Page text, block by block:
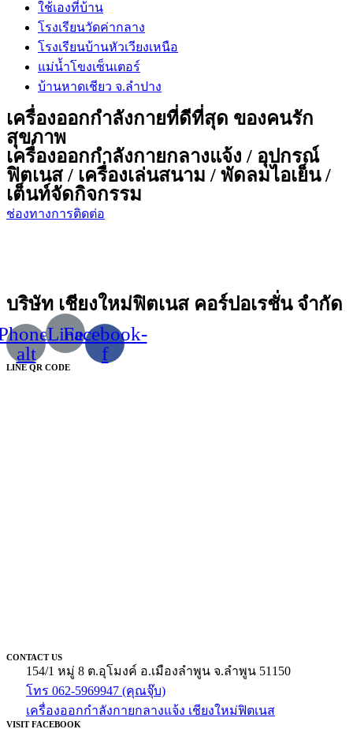
ใช้เองที่บ้าน
โรงเรียนวัดค่ากลาง
โรงเรียนบ้านหัวเวียงเหนือ
แม่น้ำโขงเซ็นเตอร์
บ้านหาดเชียว จ.ลำปาง
เครื่องออกกำลังกายที่ดีที่สุด ของคนรัก
สุขภาพ
เครื่องออกกำลังกายกลางแจ้ง / อุปกรณ์
ฟิตเนส / เครื่องเล่นสนาม / พัดลมไอเย็น /
เต็นท์จัดกิจกรรม
ช่องทางการติดต่อ
บริษัท เชียงใหม่ฟิตเนส คอร์ปอเรชั่น จำกัด
alt
Line
Facebook-
f
LINE QR CODE
CONTACT US
154/1 หมู่ 8 ต.อุโมงค์ อ.เมืองลำพูน จ.ลำพูน 51150
โทร 062-5969947 (คุณจุ๊บ)
เครื่องออกกำลังกายกลางแจ้ง เชียงใหม่ฟิตเนส
VISIT FACEBOOK